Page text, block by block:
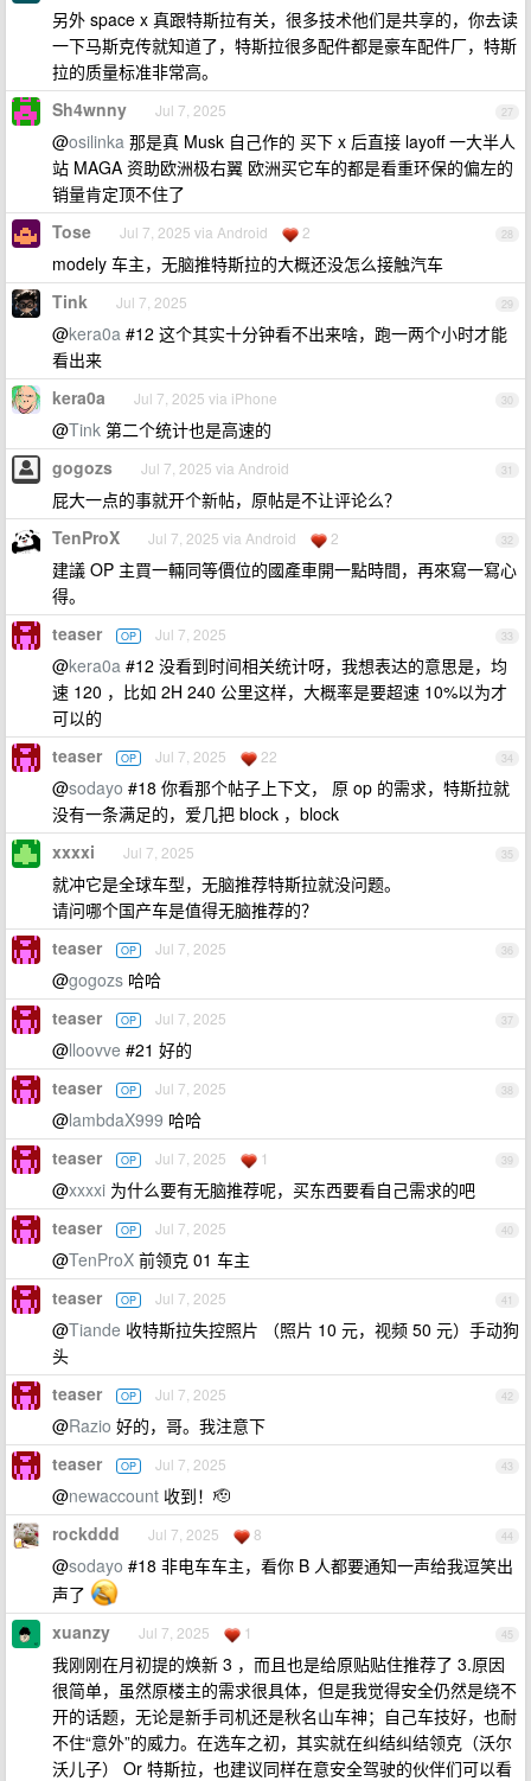
另外 space x 真跟特斯拉有关，很多技术他们是共享的，你去读
一下马斯克传就知道了，特斯拉很多配件都是豪车配件厂，特斯
拉的质量标准非常高。
27
Sh4wnny Jul 7, 2025
@osilinka 那是真 Musk 自己作的 买下 x 后直接 layoff 一大半人
站 MAGA 资助欧洲极右翼 欧洲买它车的都是看重环保的偏左的
销量肯定顶不住了
28
Tose Jul 7, 2025 via Android 2
modely 车主，无脑推特斯拉的大概还没怎么接触汽车
29
Tink Jul 7, 2025
@kera0a #12 这个其实十分钟看不出来啥，跑一两个小时才能
看出来
30
kera0a Jul 7, 2025 via iPhone
@Tink 第二个统计也是高速的
31
gogozs Jul 7, 2025 via Android
屁大一点的事就开个新帖，原帖是不让评论么？
32
TenProX Jul 7, 2025 via Android 2
建議 OP 主買一輛同等價位的國產車開一點時間，再來寫一寫心
得。
33
teaser OP Jul 7, 2025
@kera0a #12 没看到时间相关统计呀，我想表达的意思是，均
速 120 ，比如 2H 240 公里这样，大概率是要超速 10%以为才
可以的
34
teaser OP Jul 7, 2025 22
@sodayo #18 你看那个帖子上下文， 原 op 的需求，特斯拉就
没有一条满足的，爱几把 block ，block
35
xxxxi Jul 7, 2025
就冲它是全球车型，无脑推荐特斯拉就没问题。
请问哪个国产车是值得无脑推荐的？
36
teaser OP Jul 7, 2025
@gogozs 哈哈
37
teaser OP Jul 7, 2025
@lloovve #21 好的
38
teaser OP Jul 7, 2025
@lambdaX999 哈哈
39
teaser OP Jul 7, 2025 1
@xxxxi 为什么要有无脑推荐呢，买东西要看自己需求的吧
40
teaser OP Jul 7, 2025
@TenProX 前领克 01 车主
41
teaser OP Jul 7, 2025
@Tiande 收特斯拉失控照片 （照片 10 元，视频 50 元）手动狗
头
42
teaser OP Jul 7, 2025
@Razio 好的，哥。我注意下
43
teaser OP Jul 7, 2025
@newaccount 收到！🫡
44
rockddd Jul 7, 2025 8
@sodayo #18 非电车车主，看你 B 人都要通知一声给我逗笑出
声了
45
xuanzy Jul 7, 2025 1
我刚刚在月初提的焕新 3 ，而且也是给原贴贴住推荐了 3.原因
很简单，虽然原楼主的需求很具体，但是我觉得安全仍然是绕不
开的话题，无论是新手司机还是秋名山车神；自己车技好，也耐
不住“意外”的威力。在选车之初，其实就在纠结纠结领克（沃尔
沃儿子） Or 特斯拉，也建议同样在意安全驾驶的伙伴们可以看